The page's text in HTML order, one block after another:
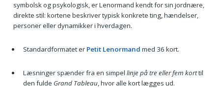
symbolsk og psykologisk, er Lenormand kendt for sin jordnære,
direkte stil: kortene beskriver typisk konkrete ting, hændelser,
personer eller dynamikker i hverdagen.
Standardformatet er Petit Lenormand med 36 kort.
Læsninger spænder fra en simpel linje på tre eller fem korttil
den fulde Grand Tableau, hvor alle kort lægges ud.